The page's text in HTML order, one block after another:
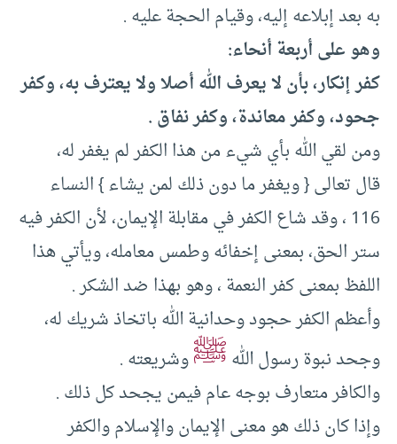
به بعد إبلاعه إليه، وقيام الحجة عليه .‏
وهو على أربعة أنحاء:
كفر إنكار، بأن لا يعرف الله أصلا ولا يعترف به، وكفر
جحود، وكفر معاندة، وكفر نفاق .‏
ومن لقي الله بأي شيء من هذا الكفر لم يغفر له،
قال تعالى {‏ ويغفر ما دون ذلك لمن يشاء }‏ النساء
‏116 ، وقد شاع الكفر في مقابلة الإيمان، لأن الكفر فيه
ستر الحق، بمعنى إخفائه وطمس معامله، ويأتي هذا
اللفظ بمعنى كفر النعمة ، وهو بهذا ضد الشكر .‏
وأعظم الكفر حجود وحدانية الله باتخاذ شريك له،
وجحد نبوة رسول اللهﷺوشريعته .‏
والكافر متعارف بوجه عام فيمن يجحد كل ذلك .‏
وإذا كان ذلك هو معنى الإيمان والإسلام والكفر